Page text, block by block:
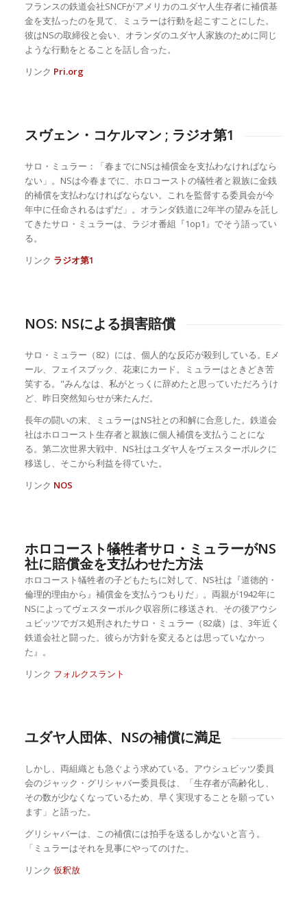
フランスの鉄道会社SNCFがアメリカのユダヤ人生存者に補償基
金を支払ったのを見て、ミュラーは行動を起こすことにした。
彼はNSの取締役と会い、オランダのユダヤ人家族のために同じ
ような行動をとることを話し合った。
リンク Pri.org
スヴェン・コケルマン ; ラジオ第1
サロ・ミュラー：「春までにNSは補償金を支払わなければなら
ない」。NSは今春までに、ホロコーストの犠牲者と親族に金銭
的補償を支払わなければならない。これを監督する委員会が今
年中に任命されるはずだ」。オランダ鉄道に2年半の望みを託し
てきたサロ・ミュラーは、ラジオ番組『1op1』でそう語ってい
る。
リンク ラジオ第1
NOS: NSによる損害賠償
サロ・ミュラー（82）には、個人的な反応が殺到している。Eメ
ール、フェイスブック、花束にカード。ミュラーはときどき苦
笑する。"みんなは、私がとっくに辞めたと思っていただろうけ
ど、昨日突然知らせが来たんだ。
長年の闘いの末、ミュラーはNS社との和解に合意した。鉄道会
社はホロコースト生存者と親族に個人補償を支払うことにな
る。第二次世界大戦中、NS社はユダヤ人をヴェスターボルクに
移送し、そこから利益を得ていた。
リンク NOS
ホロコースト犠牲者サロ・ミュラーがNS
社に賠償金を支払わせた方法
ホロコースト犠牲者の子どもたちに対して、NS社は『道徳的・
倫理的理由から』補償金を支払うつもりだ」。両親が1942年に
NSによってヴェスターボルク収容所に移送され、その後アウシ
ュビッツでガス処刑されたサロ・ミュラー（82歳）は、3年近く
鉄道会社と闘った。彼らが方針を変えるとは思っていなかっ
た』。
リンク フォルクスラント
ユダヤ人団体、NSの補償に満足
しかし、両組織とも急ぐよう求めている。アウシュビッツ委員
会のジャック・グリシャバー委員長は、「生存者が高齢化し、
その数が少なくなっているため、早く実現することを願ってい
ます」と語った。
グリシャバーは、この補償には拍手を送るしかないと言う。
「ミュラーはそれを見事にやってのけた。
リンク 仮釈放